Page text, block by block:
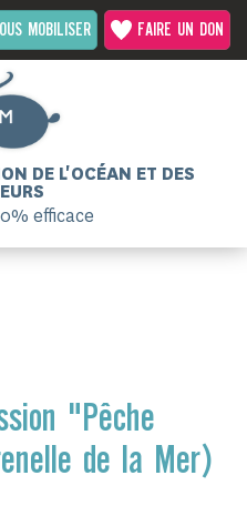
DE L'OCÉAN ET DES
efficace
MOBILISER FAIRE UN DON
"Pêche
de la Mer)